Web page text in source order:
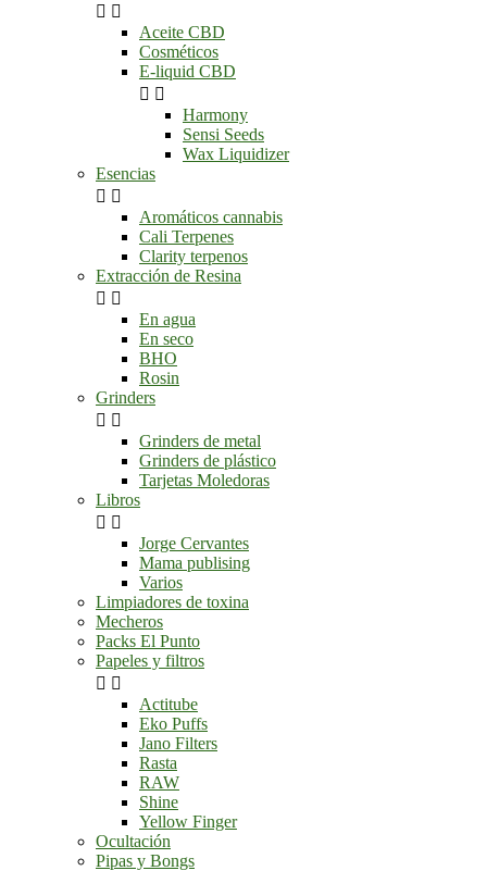
 
Aceite CBD
Cosméticos
E-liquid CBD
 
Harmony
Sensi Seeds
Wax Liquidizer
Esencias
 
Aromáticos cannabis
Cali Terpenes
Clarity terpenos
Extracción de Resina
 
En agua
En seco
BHO
Rosin
Grinders
 
Grinders de metal
Grinders de plástico
Tarjetas Moledoras
Libros
 
Jorge Cervantes
Mama publising
Varios
Limpiadores de toxina
Mecheros
Packs El Punto
Papeles y filtros
 
Actitube
Eko Puffs
Jano Filters
Rasta
RAW
Shine
Yellow Finger
Ocultación
Pipas y Bongs